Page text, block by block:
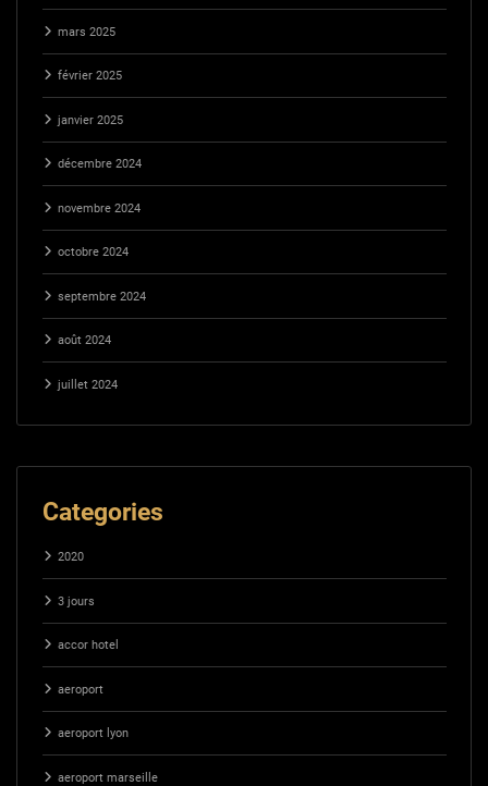
mars 2025
février 2025
janvier 2025
décembre 2024
novembre 2024
octobre 2024
septembre 2024
août 2024
juillet 2024
Categories
2020
3 jours
accor hotel
aeroport
aeroport lyon
aeroport marseille